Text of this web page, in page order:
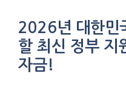
2026년 대한민
할 최신 정부 지
자금!